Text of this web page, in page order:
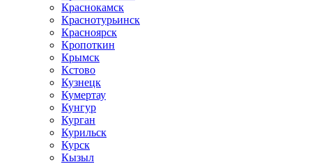
Краснокамск
Краснотурьинск
Красноярск
Кропоткин
Крымск
Кстово
Кузнецк
Кумертау
Кунгур
Курган
Курильск
Курск
Кызыл